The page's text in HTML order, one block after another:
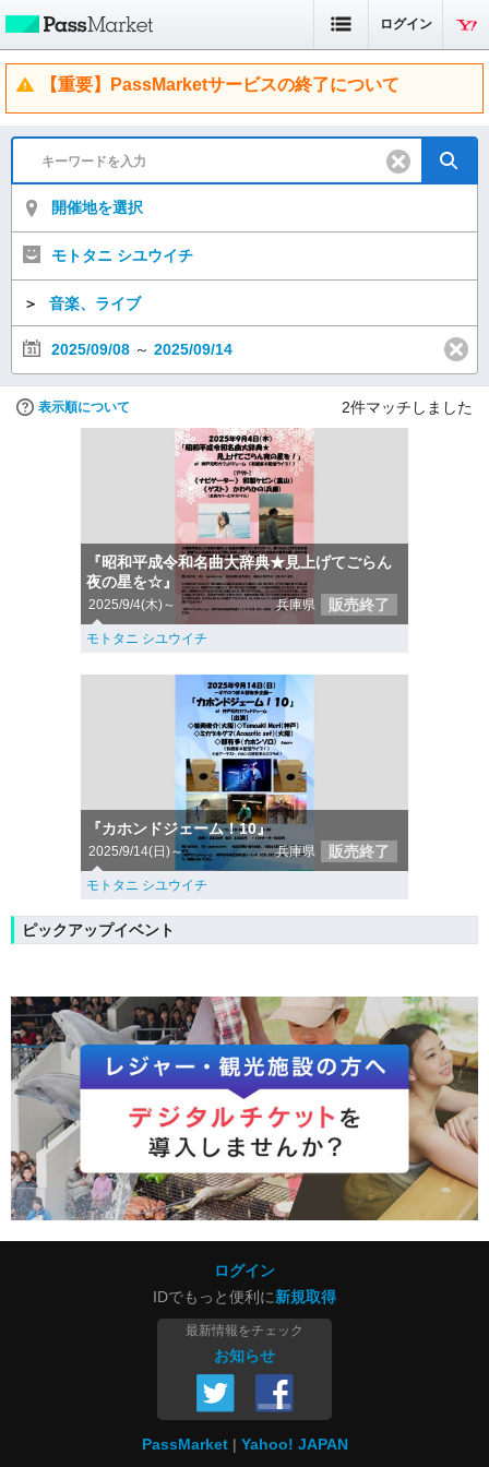
ログイン
【重要】PassMarketサービスの終了について
開催地を選択
モトタニ シユウイチ
＞ 音楽、ライブ
2025/09/08 ～ 2025/09/14
表示順について 2件マッチしました
『昭和平成令和名曲大辞典★見上げてごらん
夜の星を☆』
2025/9/4(木)～ 兵庫県 販売終了
モトタニ シユウイチ
『カホンドジェーム！10』
2025/9/14(日)～ 兵庫県 販売終了
モトタニ シユウイチ
ピックアップイベント
ログイン
IDでもっと便利に新規取得
最新情報をチェック
お知らせ
PassMarket Yahoo! JAPAN